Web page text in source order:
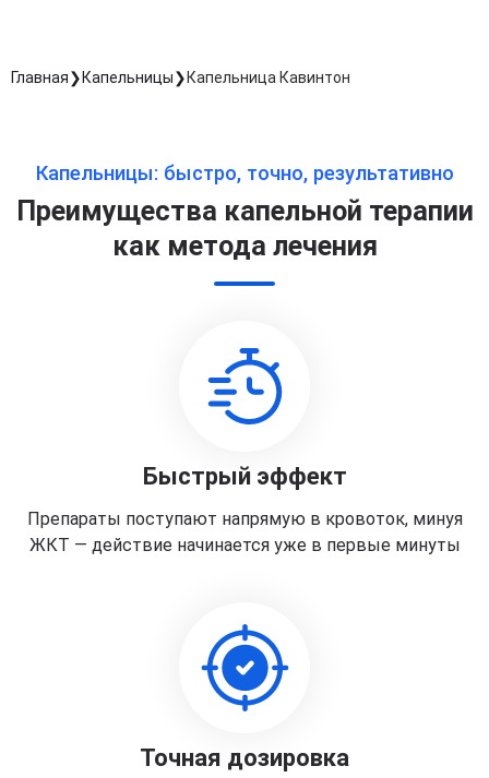
Главная Капельницы Капельница Кавинтон
Капельницы: быстро, точно, результативно
Преимущества капельной терапии
как метода лечения
Быстрый эффект
Препараты поступают напрямую в кровоток, минуя
ЖКТ — действие начинается уже в первые минуты
Точная дозировка